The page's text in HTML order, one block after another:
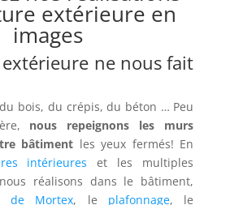
extérieure en
images
ne nous fait
bois, du crépis, du béton … Peu
nous repeignons les murs
bâtiment les yeux fermés! En
intérieures et les multiples
réalisons dans le bâtiment,
de Mortex, le plafonnage, le